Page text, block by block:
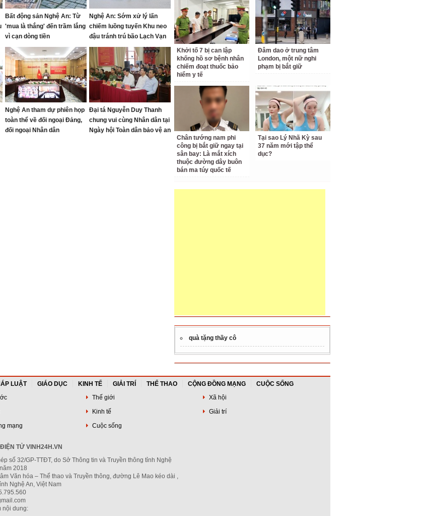
Bất động sản Nghệ An: Từ
'mua là thắng' đến trầm lắng
vì cạn dòng tiền
Nghệ An: Sớm xử lý lấn
chiếm luồng tuyến Khu neo
đậu tránh trú bão Lạch Vạn
Nghệ An tham dự phiên họp
toàn thể về đối ngoại Đảng,
đối ngoại Nhân dân
Đại tá Nguyễn Duy Thanh
chung vui cùng Nhân dân tại
Ngày hội Toàn dân bảo vệ an
Khởi tố 7 bị can lập
khống hồ sơ bệnh nhân
chiếm đoạt thuốc bảo
hiểm y tế
Đâm dao ở trung tâm
London, một nữ nghi
phạm bị bắt giữ
Chân tướng nam phi
công bị bắt giữ ngay tại
sân bay: Là mắt xích
thuộc đường dây buôn
bán ma túy quốc tế
Tại sao Lý Nhã Kỳ sau
37 năm mới tập thể
dục?
quà tặng thầy cô
LUẬT GIÁO DỤC KINH TẾ GIẢI TRÍ THỂ THAO CỘNG ĐỒNG MẠNG
CUỘC SỐNG
Thế giới
Xã hội
Kinh tế
Giải trí
mạng Cuộc sống
TỬ VINH24H.VN
số 32/GP-TTĐT, do Sở Thông tin và Truyền thông tỉnh Nghệ
2018
Văn hóa – Thể thao và Truyền thông, đường Lê Mao kéo dài ,
Nghệ An, Việt Nam
nội dung: